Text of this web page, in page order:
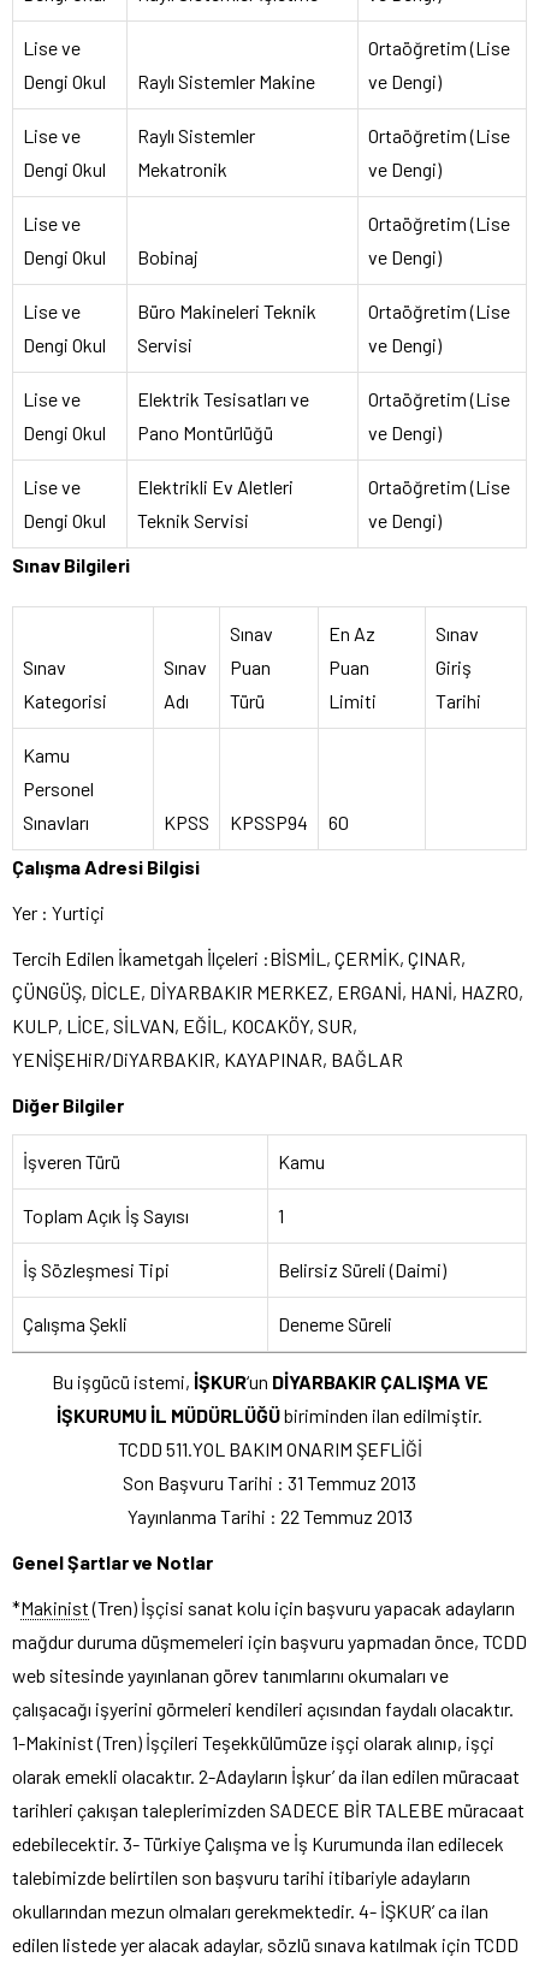
Lise ve
Dengi Okul
Raylı Sistemler Makine
Ortaöğretim (Lise
ve Dengi)
Lise ve
Dengi Okul
Raylı Sistemler
Mekatronik
Ortaöğretim (Lise
ve Dengi)
Lise ve
Dengi Okul
Bobinaj
Ortaöğretim (Lise
ve Dengi)
Lise ve
Dengi Okul
Büro Makineleri Teknik
Servisi
Ortaöğretim (Lise
ve Dengi)
Lise ve
Dengi Okul
Elektrik Tesisatları ve
Pano Montürlüğü
Ortaöğretim (Lise
ve Dengi)
Lise ve
Dengi Okul
Elektrikli Ev Aletleri
Teknik Servisi
Ortaöğretim (Lise
ve Dengi)
Sınav Bilgileri
Sınav
Kategorisi
Sınav
Adı
Sınav
Puan
Türü
En Az
Puan
Limiti
Sınav
Giriş
Tarihi
Kamu
Personel
Sınavları
KPSS KPSSP94
60
Çalışma Adresi Bilgisi
Yer : Yurtiçi
Tercih Edilen İkametgah İlçeleri :BİSMİL, ÇERMİK, ÇINAR,
ÇÜNGÜŞ, DİCLE, DİYARBAKIR MERKEZ, ERGANİ, HANİ, HAZRO,
KULP, LİCE, SİLVAN, EĞİL, KOCAKÖY, SUR,
YENİŞEHiR/DiYARBAKIR, KAYAPINAR, BAĞLAR
Diğer Bilgiler
İşveren Türü Kamu
Toplam Açık İş Sayısı 1
İş Sözleşmesi Tipi Belirsiz Süreli (Daimi)
Çalışma Şekli Deneme Süreli
Bu işgücü istemi, İŞKUR‘un DİYARBAKIR ÇALIŞMA VE
İŞKURUMU İL MÜDÜRLÜĞÜbiriminden ilan edilmiştir.
TCDD 511.YOL BAKIM ONARIM ŞEFLİĞİ
Son Başvuru Tarihi : 31 Temmuz 2013
Yayınlanma Tarihi : 22 Temmuz 2013
Genel Şartlar ve Notlar
*Makinist(Tren) İşçisi sanat kolu için başvuru yapacak adayların
mağdur duruma düşmemeleri için başvuru yapmadan önce, TCDD
web sitesinde yayınlanan görev tanımlarını okumaları ve
çalışacağı işyerini görmeleri kendileri açısından faydalı olacaktır.
1-Makinist (Tren) İşçileri Teşekkülümüze işçi olarak alınıp, işçi
olarak emekli olacaktır. 2-Adayların İşkur’ da ilan edilen müracaat
tarihleri çakışan taleplerimizden SADECE BİR TALEBE müracaat
edebilecektir. 3- Türkiye Çalışma ve İş Kurumunda ilan edilecek
talebimizde belirtilen son başvuru tarihi itibariyle adayların
okullarından mezun olmaları gerekmektedir. 4- İŞKUR’ ca ilan
edilen listede yer alacak adaylar, sözlü sınava katılmak için TCDD